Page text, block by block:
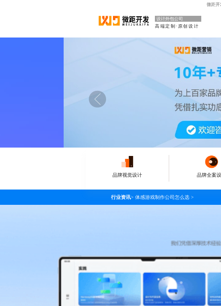
微距开
设计外包公司
高端定制·原创设计
品牌视觉设计 品牌全案
行业资讯> 体感游戏制作公司怎么选 >